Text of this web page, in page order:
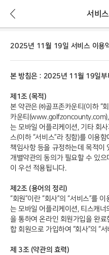
서비
뒤
로
가
용
상
2025년 11월 19일 서비스 이용
본 방침은 : 2025년 11월 19일부
제1조 (목적)
본 약관은 ㈜골프존카운티(이하 “
카운티
는 모바일 어플리케이션, 기타 회
스(이하 “서비스”라 칭함)를 이용
책임사항 등을 규정하는데 목적이
개별약관의 동의가 필요할 수 있
이 우선 적용됩니다.
제2조 (용어의 정리)
“회원”이란 “회사”의 “서비스”를
는 모바일 어플리케이션, 티스캐
을 통하여 온라인 회원가입을 완료
합 회원으로 가입하여 “회사”의 “
제 3조 (약관의 효력)